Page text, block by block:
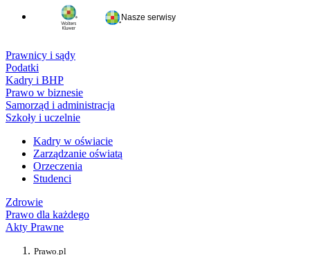
Nasze serwisy
Prawnicy i sądy
Podatki
Kadry i BHP
Prawo w biznesie
Samorząd i administracja
Szkoły i uczelnie
Kadry w oświacie
Zarządzanie oświatą
Orzeczenia
Studenci
Zdrowie
Prawo dla każdego
Akty Prawne
Prawo.pl